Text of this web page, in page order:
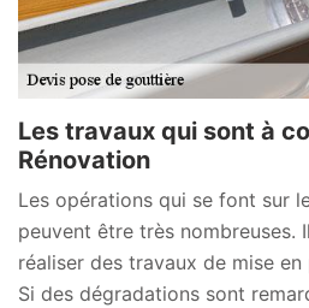
Les travaux qui sont à
Rénovation
Les opérations qui se font sur
peuvent être très nombreuses.
réaliser des travaux de mise
Si des dégradations sont